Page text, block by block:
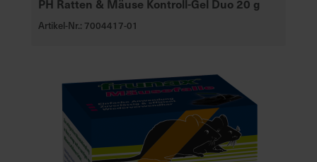
PH Ratten & Mäuse Kontroll-Gel Duo 20 g
Artikel-Nr.: 7004417-01